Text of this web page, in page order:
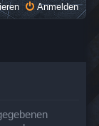
Anmelden